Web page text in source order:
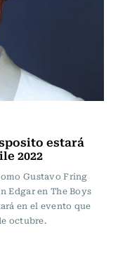
estará
2022
Gustavo Fring
Edgar en The Boys
en el evento que
octubre.